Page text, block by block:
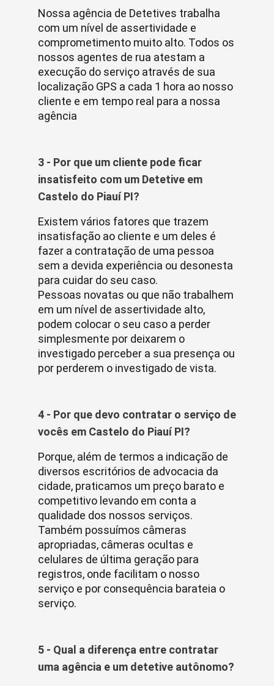
Nossa agência de Detetives trabalha
com um nível de assertividade e
comprometimento muito alto. Todos os
nossos agentes de rua atestam a
execução do serviço através de sua
localização GPS a cada 1 hora ao nosso
cliente e em tempo real para a nossa
agência
3 - Por que um cliente pode ficar
insatisfeito com um Detetive em
Castelo do Piauí PI?
Existem vários fatores que trazem
insatisfação ao cliente e um deles é
fazer a contratação de uma pessoa
sem a devida experiência ou desonesta
para cuidar do seu caso.
Pessoas novatas ou que não trabalhem
em um nível de assertividade alto,
podem colocar o seu caso a perder
simplesmente por deixarem o
investigado perceber a sua presença ou
por perderem o investigado de vista.
4 - Por que devo contratar o serviço de
vocês em Castelo do Piauí PI?
Porque, além de termos a indicação de
diversos escritórios de advocacia da
cidade, praticamos um preço barato e
competitivo levando em conta a
qualidade dos nossos serviços.
Também possuímos câmeras
apropriadas, câmeras ocultas e
celulares de última geração para
registros, onde facilitam o nosso
serviço e por consequência barateia o
serviço.
5 - Qual a diferença entre contratar
uma agência e um detetive autônomo?